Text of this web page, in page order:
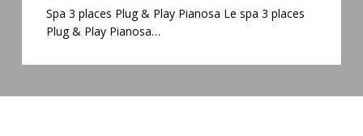
Play
jets
Spa 3 places Plug & Play Pianosa Le spa 3 places
Plug & Play Pianosa…